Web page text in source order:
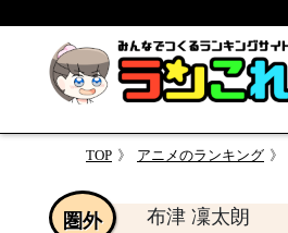
TOP アニメのランキング
布津 凜太朗
圏外